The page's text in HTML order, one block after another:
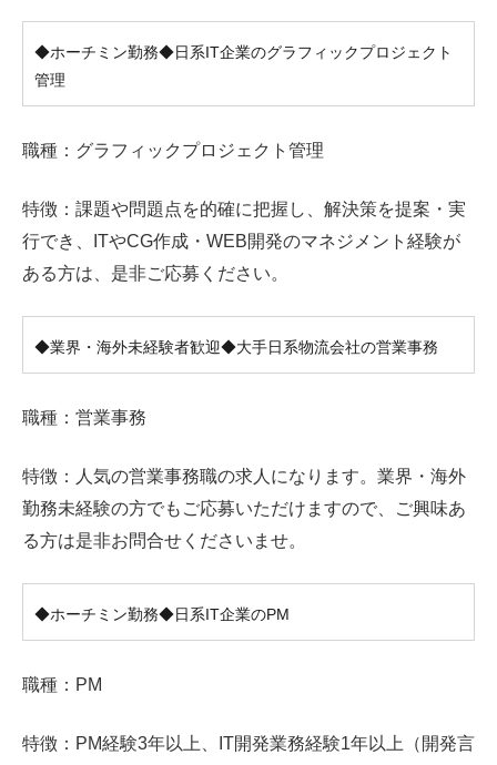
◆ホーチミン勤務◆日系IT企業のグラフィックプロジェクト
管理
職種：グラフィックプロジェクト管理
特徴：課題や問題点を的確に把握し、解決策を提案・実
行でき、ITやCG作成・WEB開発のマネジメント経験が
ある方は、是非ご応募ください。
◆業界・海外未経験者歓迎◆大手日系物流会社の営業事務
職種：営業事務
特徴：人気の営業事務職の求人になります。業界・海外
勤務未経験の方でもご応募いただけますので、ご興味あ
る方は是非お問合せくださいませ。
◆ホーチミン勤務◆日系IT企業のPM
職種：PM
特徴：PM経験3年以上、IT開発業務経験1年以上（開発言